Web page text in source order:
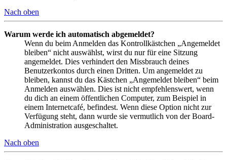
Nach oben
Warum werde ich automatisch abgemeldet?
Wenn du beim Anmelden das Kontrollkästchen „Angemeldet
bleiben“ nicht auswählst, wirst du nur für eine Sitzung
angemeldet. Dies verhindert den Missbrauch deines
Benutzerkontos durch einen Dritten. Um angemeldet zu
bleiben, kannst du das Kästchen „Angemeldet bleiben“ beim
Anmelden auswählen. Dies ist nicht empfehlenswert, wenn
du dich an einem öffentlichen Computer, zum Beispiel in
einem Internetcafé, befindest. Wenn diese Option nicht zur
Verfügung steht, dann wurde sie vermutlich von der Board-
Administration ausgeschaltet.
Nach oben